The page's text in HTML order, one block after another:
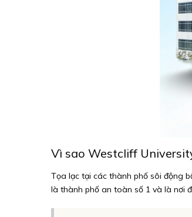
Vì sao Westcliff
Tọa lạc tại các thành phố sôi động
là thành phố an toàn số 1 và là nơi